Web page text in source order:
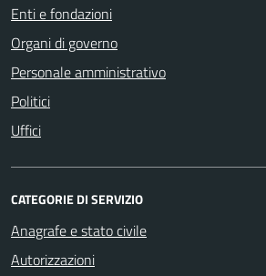
Enti e fondazioni
Organi di governo
Personale amministrativo
Politici
Uffici
CATEGORIE DI SERVIZIO
Anagrafe e stato civile
Autorizzazioni